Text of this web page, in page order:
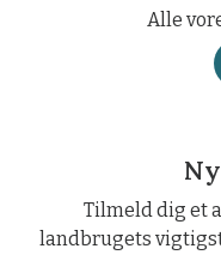
Alle
Tilmeld dig et
landbrugets